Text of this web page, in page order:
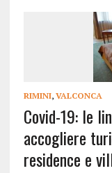
RIMINI, VALCONCA
Covid-19: le
accogliere
residence e